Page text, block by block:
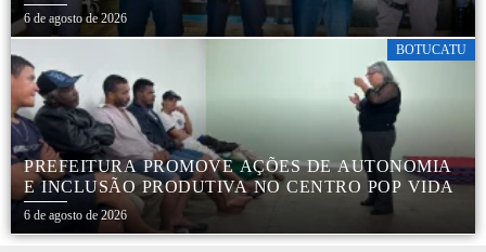
SEGURANÇA NO TRÂNSITO
6 de agosto de 2026
BOTUCATU
PREFEITURA PROMOVE AÇÕES DE AUTONOMIA
E INCLUSÃO PRODUTIVA NO CENTRO POP VIDA
6 de agosto de 2026